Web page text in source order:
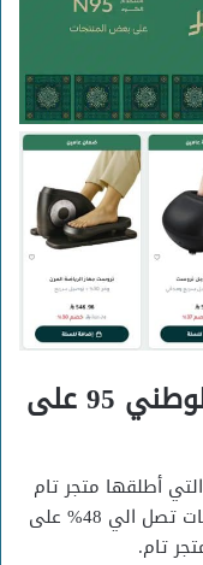
تخفيضات متجر تام لليوم الوطني 95 على
أطلقها متجر تام
بمناسبة اليوم الوطني السعودي بخوصمات تصل الي 48% على
تام.